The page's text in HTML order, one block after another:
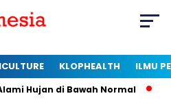
KLOPHEALTH ILMU
di Bawah Normal Kapan